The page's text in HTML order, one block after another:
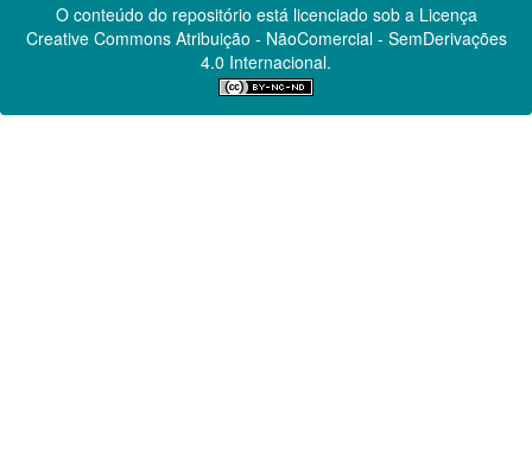
O conteúdo do repositório está licenciado sob a Licença
Creative CommonsAtribuição - NãoComercial - SemDerivações
4.0 Internacional.